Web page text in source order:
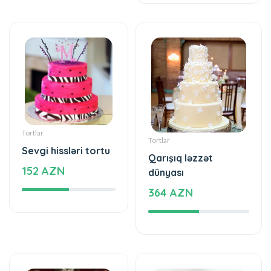
Tortlar
Sevgi hissləri tortu
152 AZN
Tortlar
Qarışıq ləzzət
dünyası
364 AZN